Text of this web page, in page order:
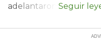
adelantaron.